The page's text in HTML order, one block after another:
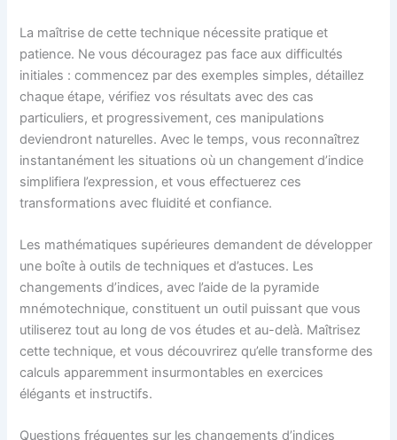
La maîtrise de cette technique nécessite pratique et
patience. Ne vous découragez pas face aux difficultés
initiales : commencez par des exemples simples, détaillez
chaque étape, vérifiez vos résultats avec des cas
particuliers, et progressivement, ces manipulations
deviendront naturelles. Avec le temps, vous reconnaîtrez
instantanément les situations où un changement d’indice
simplifiera l’expression, et vous effectuerez ces
transformations avec fluidité et confiance.
Les mathématiques supérieures demandent de développer
une boîte à outils de techniques et d’astuces. Les
changements d’indices, avec l’aide de la pyramide
mnémotechnique, constituent un outil puissant que vous
utiliserez tout au long de vos études et au-delà. Maîtrisez
cette technique, et vous découvrirez qu’elle transforme des
calculs apparemment insurmontables en exercices
élégants et instructifs.
Questions fréquentes sur les changements d’indices